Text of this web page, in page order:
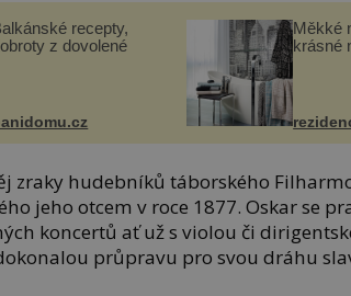
recepty,
z dovolené
Měkké
krásné
zraky hudebníků táborského
jeho otcem v roce 1877. Oskar se
koncertů ať už s violou či
průpravu pro svou dráhu